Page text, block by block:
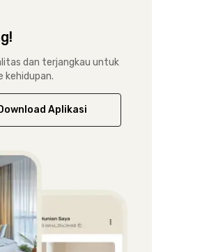
dan terjangkau untuk
kehidupan.
Aplikasi